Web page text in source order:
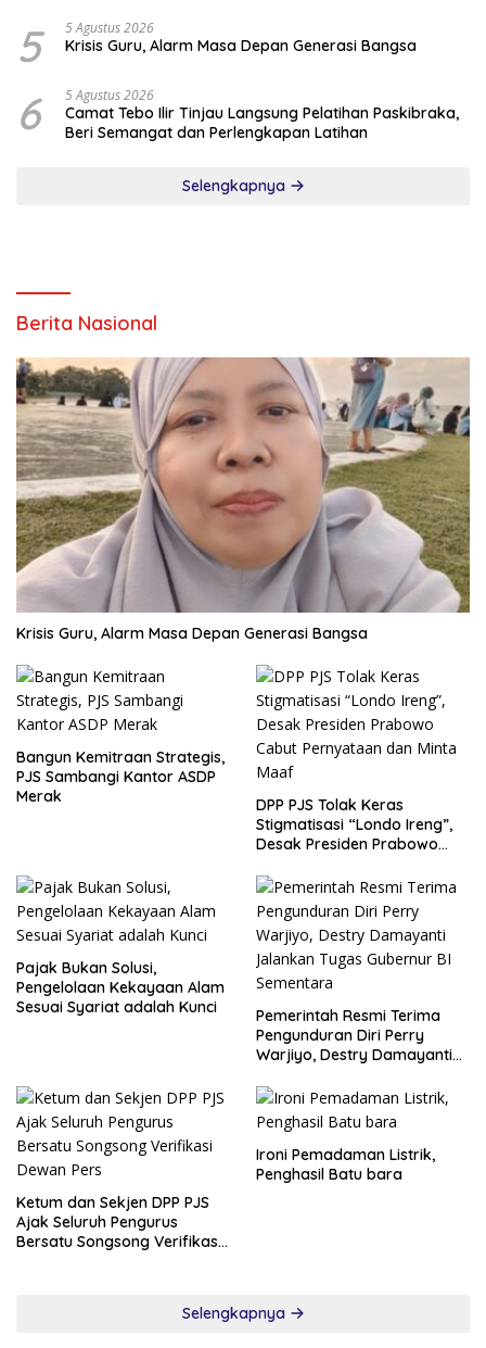
5 5 Agustus 2026
Krisis Guru, Alarm Masa Depan Generasi Bangsa
6 5 Agustus 2026
Camat Tebo Ilir Tinjau Langsung Pelatihan Paskibraka,
Beri Semangat dan Perlengkapan Latihan
Selengkapnya
Berita Nasional
Krisis Guru, Alarm Masa Depan Generasi Bangsa
Bangun Kemitraan Strategis,
PJS Sambangi Kantor ASDP
Merak
DPP PJS Tolak Keras
Stigmatisasi “Londo Ireng”,
Desak Presiden Prabowo
Maaf
Pajak Bukan Solusi,
Pengelolaan Kekayaan Alam
Sesuai Syariat adalah Kunci
Pemerintah Resmi Terima
Pengunduran Diri Perry
Warjiyo, Destry Damayanti
Sementara
Ketum dan Sekjen DPP PJS
Ajak Seluruh Pengurus
Bersatu Songsong Verifikasi
Ironi Pemadaman Listrik,
Penghasil Batu bara
Selengkapnya